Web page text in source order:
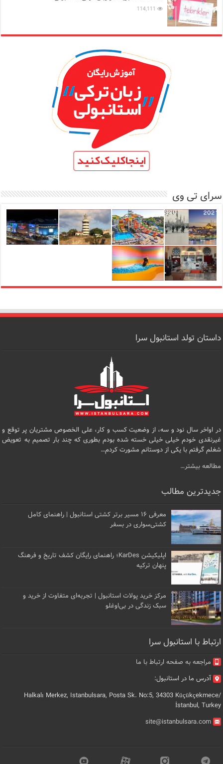
114,111
سرای تی وی
داستان تولد استانبول سرا
در اواخر سال نود و سه، از وضعیت کسب و کار، علی الخصوص مشتریان پر توقع و
غیرنقدی خودم خیلی خیلی خسته شده بودم بطوری که چند بار تصمیم به تعویض
شغلم گرفتم با یکی از دوستانم مشورت کردم…
مطالعه بیشتر…
جدیدترین مطالب
معرفی ۱۶ مسیر برتر کشتی استانبول | راهنمای کامل
کشتی‌سواری در بسفر
اپلیکیشن KarDes؛ راهنمای رایگان کشف تاریخ و فرهنگ
پنهان ترکیه
مرکز خرید پولات استانبول | تجربه‌ای متفاوت از خرید و
سبک زندگی در بی‌اوغلو
ارتباط با استانبول سرا
مراجعه به صفحه ارتباط با ما
آدرس ما در استانبول:
Halkalı Merkez, Istanbulsara, Posta Sk. No:5, 34303 Küçükçekmece/
İstanbul, Turkey
site@istanbulsara.com